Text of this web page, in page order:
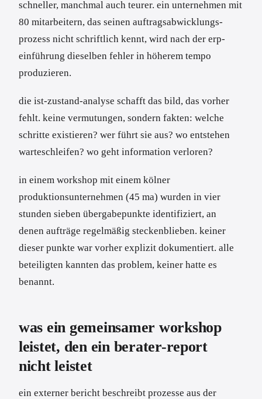
schneller, manchmal auch teurer. ein unternehmen mit
80 mitarbeitern, das seinen auftragsabwicklungs-
prozess nicht schriftlich kennt, wird nach der erp-
einführung dieselben fehler in höherem tempo
produzieren.
die ist-zustand-analyse schafft das bild, das vorher
fehlt. keine vermutungen, sondern fakten: welche
schritte existieren? wer führt sie aus? wo entstehen
warteschleifen? wo geht information verloren?
in einem workshop mit einem kölner
produktionsunternehmen (45 ma) wurden in vier
stunden sieben übergabepunkte identifiziert, an
denen aufträge regelmäßig steckenblieben. keiner
dieser punkte war vorher explizit dokumentiert. alle
beteiligten kannten das problem, keiner hatte es
benannt.
was ein gemeinsamer workshop
leistet, den ein berater-report
nicht leistet
ein externer bericht beschreibt prozesse aus der